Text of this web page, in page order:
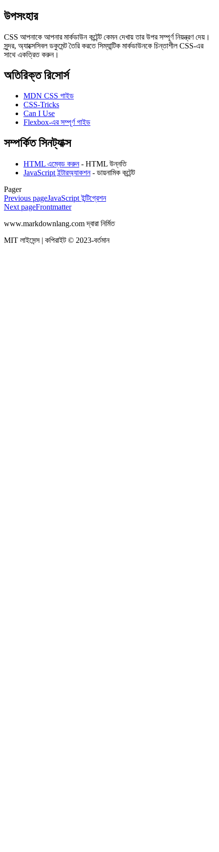
উপসংহার
CSS আপনাকে আপনার মার্কডাউন কন্টেন্ট কেমন দেখায় তার উপর সম্পূর্ণ নিয়ন্ত্রণ দেয়।
সুন্দর, অ্যাক্সেসিবল ডকুমেন্ট তৈরি করতে সিম্যান্টিক মার্কডাউনকে চিন্তাশীল CSS-এর
সাথে একত্রিত করুন।
অতিরিক্ত রিসোর্স
MDN CSS গাইড
CSS-Tricks
Can I Use
Flexbox-এর সম্পূর্ণ গাইড
সম্পর্কিত সিনট্যাক্স
HTML এম্বেড করুন- HTML উন্নতি
JavaScript ইন্টারঅ্যাকশন- ডায়নামিক কন্টেন্ট
Pager
Previous pageJavaScript ইন্টিগ্রেশন
Next pageFrontmatter
www.markdownlang.com দ্বারা নির্মিত
MIT লাইসেন্স | কপিরাইট © 2023-বর্তমান